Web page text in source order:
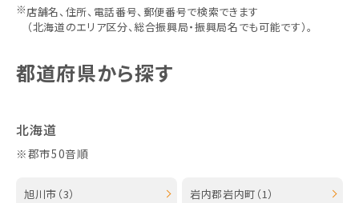
※店舗名、住所、電話番号、郵便番号で検索できます
（北海道のエリア区分、総合振興局・振興局名でも可能です）。
都道府県から探す
北海道
※郡市50音順
旭川市（3） 岩内郡岩内町（1）